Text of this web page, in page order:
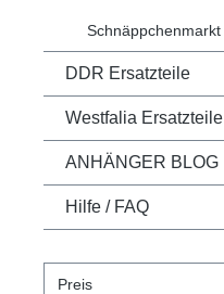
Schnäppchenmarkt
DDR Ersatzteile
Westfalia Ersatzteile
ANHÄNGER BLOG
Hilfe / FAQ
Preis